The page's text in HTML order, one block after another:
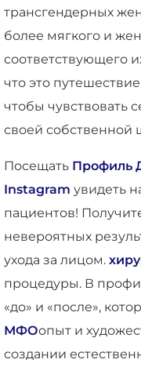
трансгендерных
более мягкого и
соответствующего
что это
чтобы чувствовать
своей собственной
Посещать Профиль
Instagram увидеть
пациентов!
невероятных
ухода за лицом.
процедуры. В
«до» и «после»,
МФОопыт и
создании